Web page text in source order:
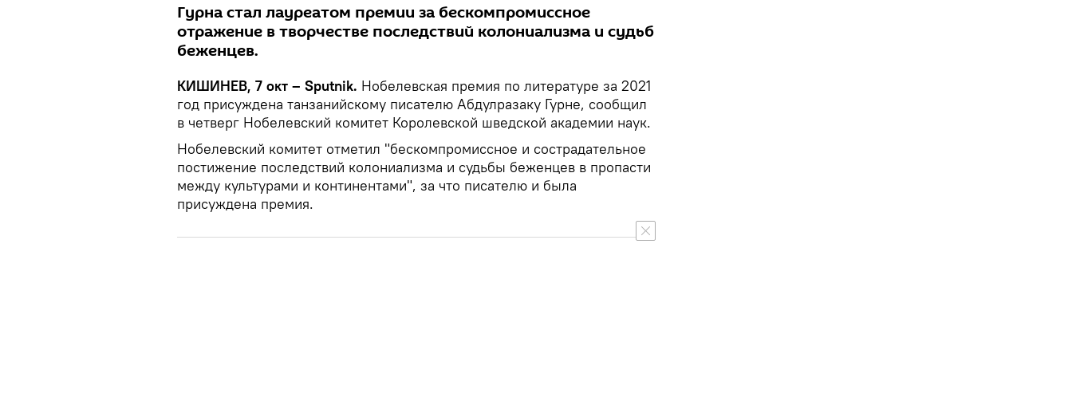
Гурна стал лауреатом премии за бескомпромиссное
отражение в творчестве последствий колониализма и судьб
беженцев.
КИШИНЕВ, 7 окт – Sputnik. Нобелевская премия по литературе за 2021
год присуждена танзанийскому писателю Абдулразаку Гурне, сообщил
в четверг Нобелевский комитет Королевской шведской академии наук.
Нобелевский комитет отметил "бескомпромиссное и сострадательное
постижение последствий колониализма и судьбы беженцев в пропасти
между культурами и континентами", за что писателю и была
присуждена премия.